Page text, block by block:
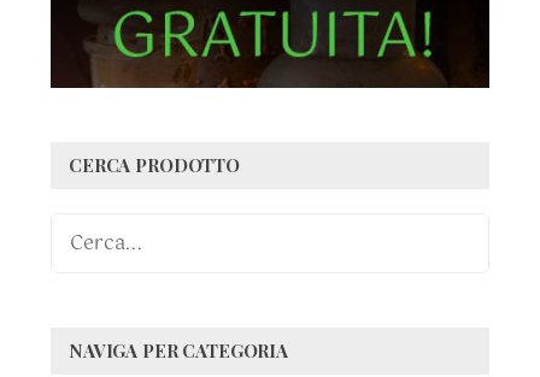
CERCA PRODOTTO
NAVIGA PER CATEGORIA